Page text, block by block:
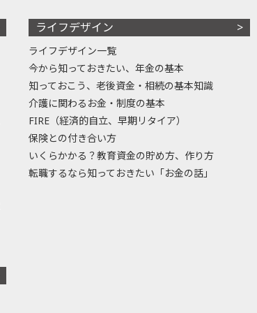
ライフデザイン
ライフデザイン一覧
今から知っておきたい、年金の基本
知っておこう、老後資金・相続の基本知識
介護に関わるお金・制度の基本
FIRE（経済的自立、早期リタイア）
保険との付き合い方
いくらかかる？教育資金の貯め方、作り方
転職するなら知っておきたい「お金の話」